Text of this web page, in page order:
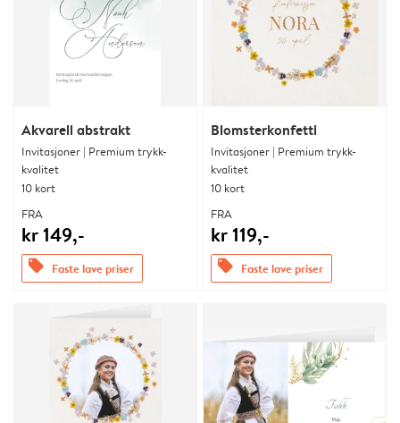
Akvarell abstrakt
Invitasjoner | Premium trykk-
kvalitet
10 kort
FRA
kr 149,-
offers Faste lave priser
Blomsterkonfetti
Invitasjoner | Premium trykk-
kvalitet
10 kort
FRA
kr 119,-
offers Faste lave priser